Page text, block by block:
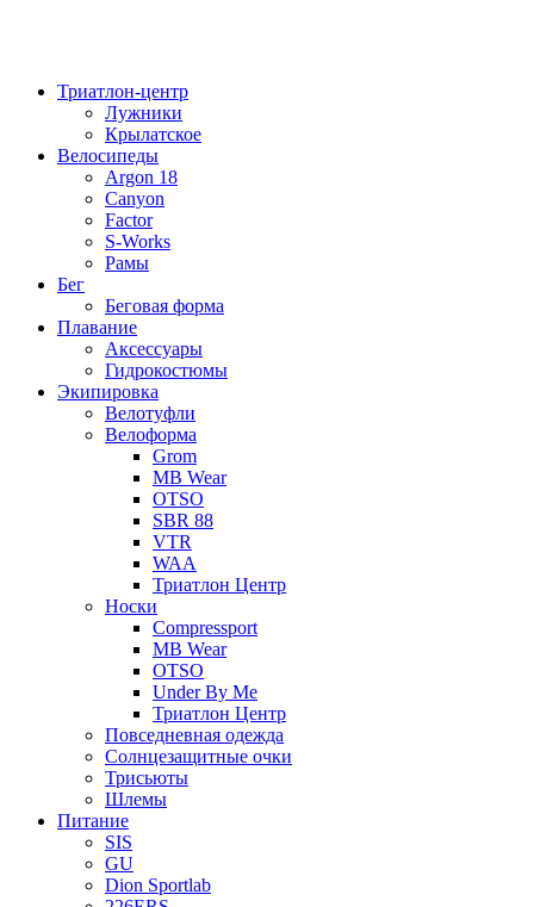
Триатлон-центр
Лужники
Крылатское
Велосипеды
Argon 18
Canyon
Factor
S-Works
Рамы
Бег
Беговая форма
Плавание
Аксессуары
Гидрокостюмы
Экипировка
Велотуфли
Велоформа
Grom
MB Wear
OTSO
SBR 88
VTR
WAA
Триатлон Центр
Носки
Compressport
MB Wear
OTSO
Under By Me
Триатлон Центр
Повседневная одежда
Солнцезащитные очки
Трисьюты
Шлемы
Питание
SIS
GU
Dion Sportlab